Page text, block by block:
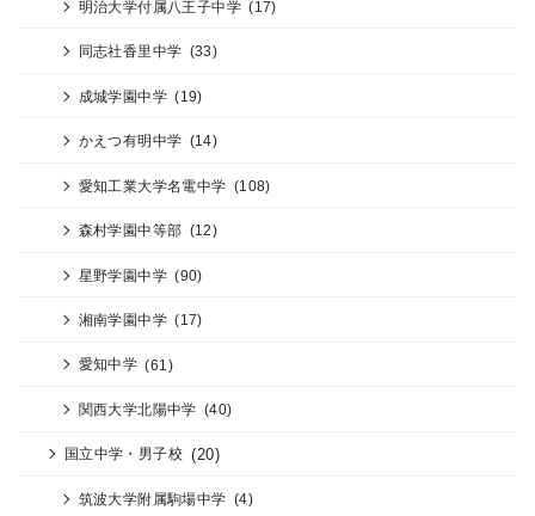
明治大学付属八王子中学 (17)
同志社香里中学 (33)
成城学園中学 (19)
かえつ有明中学 (14)
愛知工業大学名電中学 (108)
森村学園中等部 (12)
星野学園中学 (90)
湘南学園中学 (17)
愛知中学 (61)
関西大学北陽中学 (40)
国立中学・男子校 (20)
筑波大学附属駒場中学 (4)